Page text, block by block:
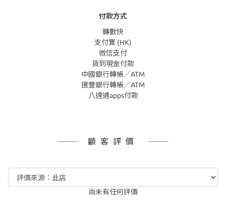
付款方式
轉數快
支付寶 (HK)
微信支付
貨到現金付款
中國銀行轉帳／ATM
匯豐銀行轉帳／ATM
八達通apps付款
顧客評價
尚未有任何評價